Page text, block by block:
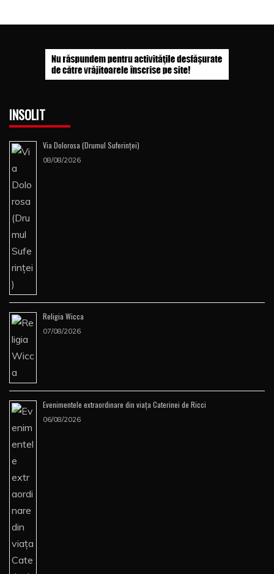
INSOLIT
Via Dolorosa (Drumul Suferinţei)
08/08/2026
Religia Wicca
07/08/2026
Evenimentele extraordinare din viața Caterinei de Ricci
06/08/2026